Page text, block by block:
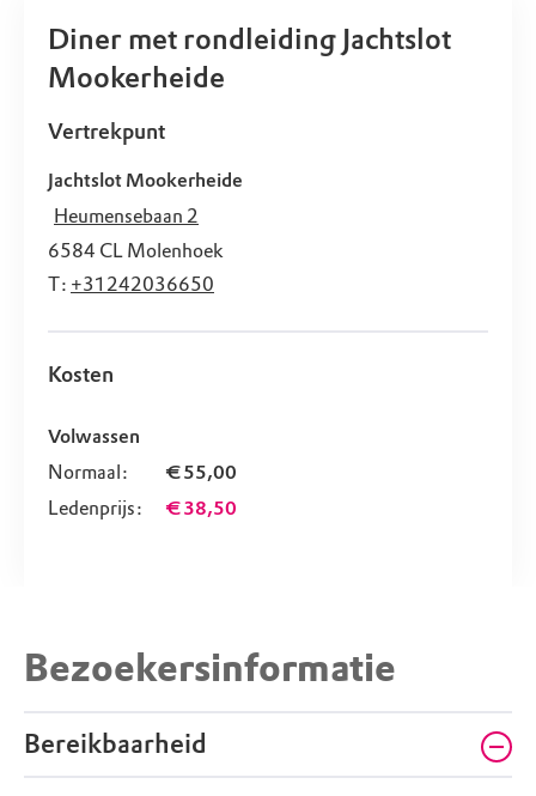
Diner met rondleiding Jachtslot
Mookerheide
Vertrekpunt
Jachtslot Mookerheide
Heumensebaan 2
6584 CL Molenhoek
T: +31242036650
Kosten
Volwassen
Normaal:
€ 55,00
Ledenprijs:
€ 38,50
Bezoekersinformatie
Bereikbaarheid